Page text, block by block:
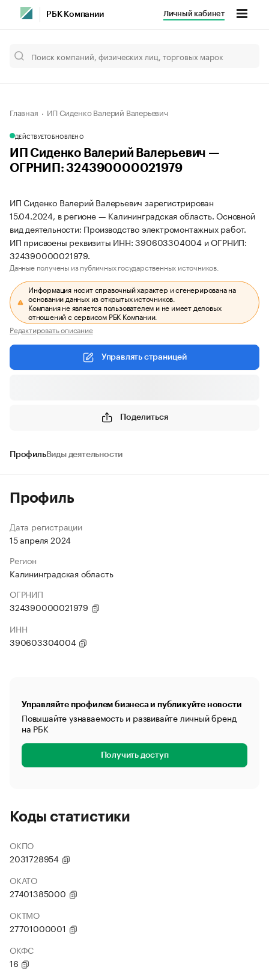
РБК Компании Личный кабинет
Главная ИП Сиденко Валерий Валерьевич
ДЕЙСТВУЕТОБНОВЛЕНО
ИП Сиденко Валерий Валерьевич —
ОГРНИП: 324390000021979
ИП Сиденко Валерий Валерьевич зарегистрирован
15.04.2024, в регионе — Калининградская область. Основной
вид деятельности: Производство электромонтажных работ.
ИП присвоены реквизиты ИНН: 390603304004 и ОГРНИП:
324390000021979.
Данные получены из публичных государственных источников.
Информация носит справочный характер и сгенерирована на
основании данных из открытых источников.
Компания не является пользователем и не имеет деловых
отношений с сервисом РБК Компании.
Редактировать описание
Управлять страницей
Поделиться
ПрофильВиды деятельности
Профиль
Дата регистрации
15 апреля 2024
Регион
Калининградская область
ОГРНИП
324390000021979
ИНН
390603304004
Управляйте профилем бизнеса и публикуйте новости
Повышайте узнаваемость и развивайте личный бренд
на РБК
Получить доступ
Коды статистики
ОКПО
2031728954
ОКАТО
27401385000
ОКТМО
27701000001
ОКФС
16